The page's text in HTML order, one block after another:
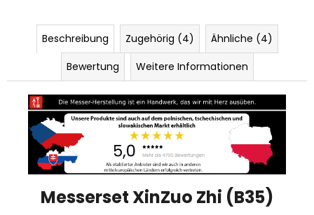
Beschreibung Zugehörig (4)
Ähnliche (4)
Bewertung
Weitere Informationen
Messerset XinZuo Zhi (B35)